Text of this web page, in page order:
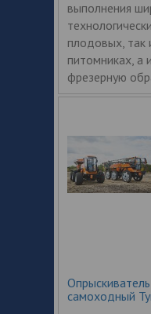
выполнения
плодовых, так
питомниках, а
фрезерную
самоходный